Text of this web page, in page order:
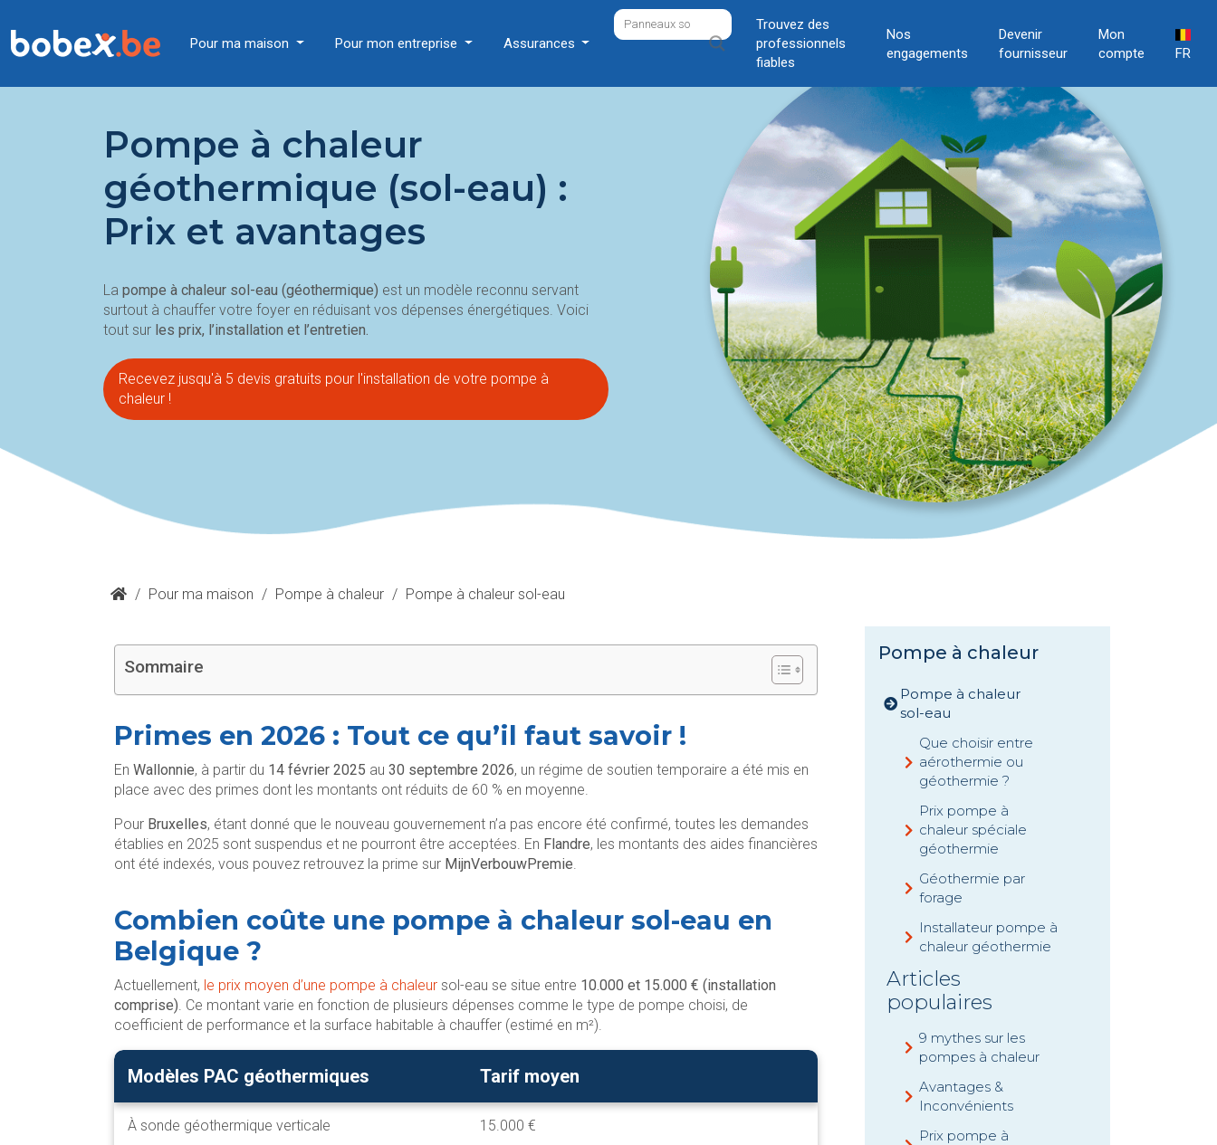
Pour ma maison Pour mon entreprise Assurances
Trouvez des
professionnels
fiables
Nos
engagements
Devenir
fournisseur
Mon
compte
FR
Pompe à chaleur
géothermique (sol-eau) :
Prix et avantages
La pompe à chaleur sol-eau (géothermique) est un modèle reconnu servant
surtout à chauffer votre foyer en réduisant vos dépenses énergétiques. Voici
tout sur les prix, l’installation et l’entretien.
Recevez jusqu'à 5 devis gratuits pour l'installation de votre pompe à
chaleur !
/ Pour ma maison / Pompe à chaleur / Pompe à chaleur sol-eau
Sommaire
Primes en 2026 : Tout ce qu’il faut savoir !
En Wallonnie, à partir du 14 février 2025 au 30 septembre 2026, un régime de soutien temporaire a été mis en
place avec des primes dont les montants ont réduits de 60 % en moyenne.
Pour Bruxelles, étant donné que le nouveau gouvernement n’a pas encore été confirmé, toutes les demandes
établies en 2025 sont suspendus et ne pourront être acceptées. En Flandre, les montants des aides financières
ont été indexés, vous pouvez retrouvez la prime sur MijnVerbouwPremie.
Combien coûte une pompe à chaleur sol-eau en
Belgique ?
Actuellement, le prix moyen d’une pompe à chaleur sol-eau se situe entre 10.000 et 15.000 € (installation
comprise). Ce montant varie en fonction de plusieurs dépenses comme le type de pompe choisi, de
coefficient de performance et la surface habitable à chauffer (estimé en m²).
Modèles PAC géothermiques Tarif moyen
À sonde géothermique verticale 15.000 €
Pompe à chaleur
Pompe à chaleur
sol-eau
Que choisir entre
aérothermie ou
géothermie ?
Prix pompe à
chaleur spéciale
géothermie
Géothermie par
forage
Installateur pompe à
chaleur géothermie
Articles
populaires
9 mythes sur les
pompes à chaleur
Avantages &
Inconvénients
Prix pompe à